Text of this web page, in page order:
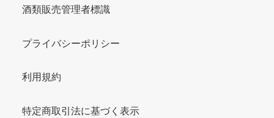
酒類販売管理者標識
プライバシーポリシー
利用規約
特定商取引法に基づく表示